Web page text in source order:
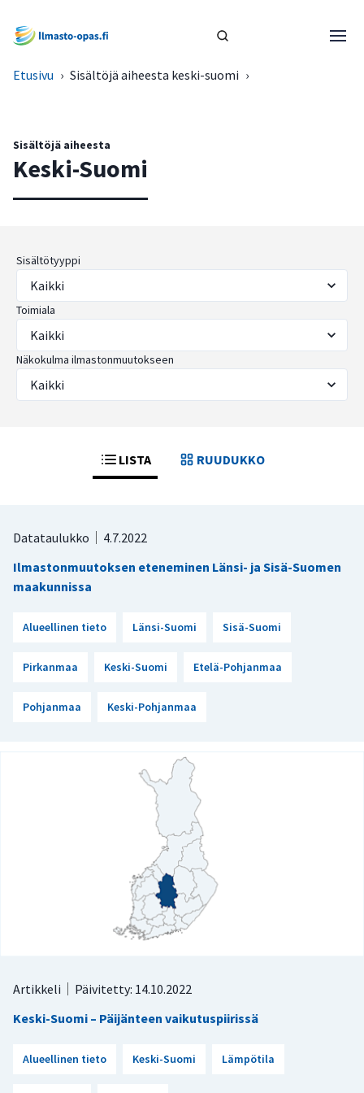
Etusivu › Sisältöjä aiheesta keski-suomi ›
Sisältöjä aiheesta
Keski-Suomi
Sisältötyyppi
Toimiala
Näkokulma ilmastonmuutokseen
LISTA RUUDUKKO
Datataulukko
4.7.2022
Ilmastonmuutoksen eteneminen Länsi- ja Sisä-Suomen
maakunnissa
Alueellinen tieto Länsi-Suomi Sisä-Suomi
Pirkanmaa Keski-Suomi Etelä-Pohjanmaa
Pohjanmaa Keski-Pohjanmaa
Artikkeli
Päivitetty: 14.10.2022
Keski-Suomi – Päijänteen vaikutuspiirissä
Alueellinen tieto Keski-Suomi Lämpötila